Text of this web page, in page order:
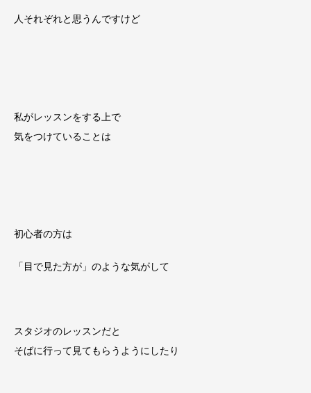
人それぞれと思うんですけど
私がレッスンをする上で
気をつけていることは
初心者の方は
「目で見た方が」のような気がして
スタジオのレッスンだと
そばに行って見てもらうようにしたり